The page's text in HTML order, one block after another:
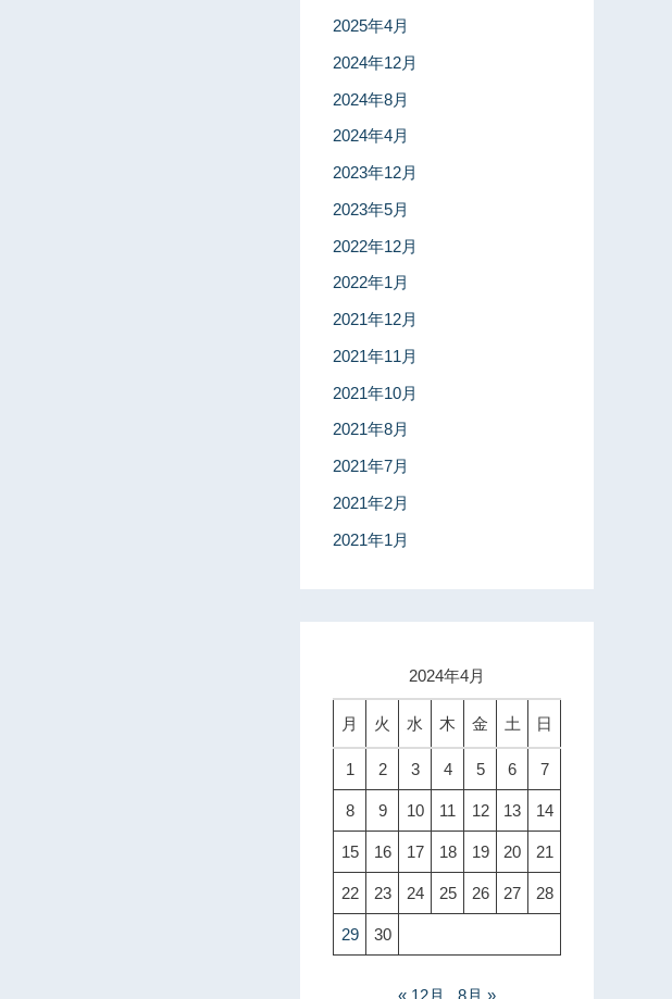
2025年4月
2024年12月
2024年8月
2024年4月
2023年12月
2023年5月
2022年12月
2022年1月
2021年12月
2021年11月
2021年10月
2021年8月
2021年7月
2021年2月
2021年1月
2024年4月
月 火 水 木 金 土 日
1 2 3 4 5 6 7
8 9 10 11 12 13 14
15 16 17 18 19 20 21
22 23 24 25 26 27 28
29 30
« 12月 8月 »